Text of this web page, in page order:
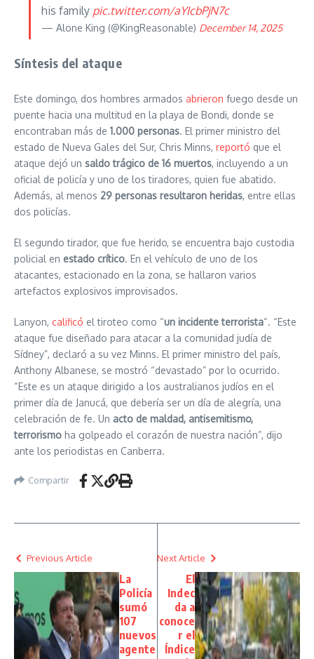
his family pic.twitter.com/aYIcbPjN7c
— Alone King (@KingReasonable) December 14, 2025
Síntesis del ataque
Este domingo, dos hombres armados abrieron fuego desde un
puente hacia una multitud en la playa de Bondi, donde se
encontraban más de 1.000 personas. El primer ministro del
estado de Nueva Gales del Sur, Chris Minns, reportó que el
ataque dejó un saldo trágico de 16 muertos, incluyendo a un
oficial de policía y uno de los tiradores, quien fue abatido.
Además, al menos 29 personas resultaron heridas, entre ellas
dos policías.
El segundo tirador, que fue herido, se encuentra bajo custodia
policial en estado crítico. En el vehículo de uno de los
atacantes, estacionado en la zona, se hallaron varios
artefactos explosivos improvisados.
Lanyon, calificó el tiroteo como “un incidente terrorista“. “Este
ataque fue diseñado para atacar a la comunidad judía de
Sídney”, declaró a su vez Minns. El primer ministro del país,
Anthony Albanese, se mostró “devastado” por lo ocurrido.
“Este es un ataque dirigido a los australianos judíos en el
primer día de Janucá, que debería ser un día de alegría, una
celebración de fe. Un acto de maldad, antisemitismo,
terrorismo ha golpeado el corazón de nuestra nación”, dijo
ante los periodistas en Canberra.
Compartir
Previous Article
La
Policía
sumó
107
nuevos
agente
Next Article
El
Indec
da a
conoce
r el
Índice